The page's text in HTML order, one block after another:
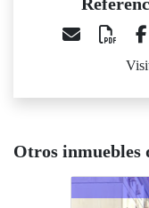
Otros inmuebles
HUMOGELI
54.000 €
1389-